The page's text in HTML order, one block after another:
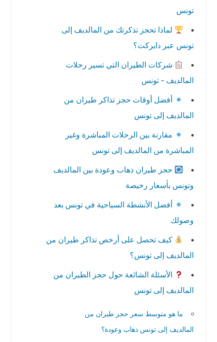
لماذا تحجز تذكرتك من المالديف إلى
تونس عبر دايركت؟
شركات الطيران التي تسير رحلات
المالديف - تونس
أفضل أوقات حجز تذاكر طيران من
المالديف إلى تونس
مقارنة بين الرحلات المباشرة وغير
المباشرة من المالديف إلى تونس
حجز طيران ذهاب وعودة بين المالديف
وتونس بأسعار رخيصة
أفضل الأنشطة السياحية في تونس بعد
وصولك
كيف تحصل على أرخص تذاكر طيران من
المالديف إلى تونس؟
الأسئلة الشائعة حول حجز الطيران من
المالديف إلى تونس
ما هو متوسط سعر حجز طيران من
المالديف إلى تونس ذهاب وعودة؟